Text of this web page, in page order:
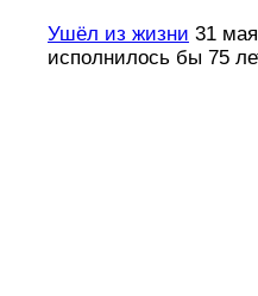
Ушёл из жизни 31
исполнилось бы 75